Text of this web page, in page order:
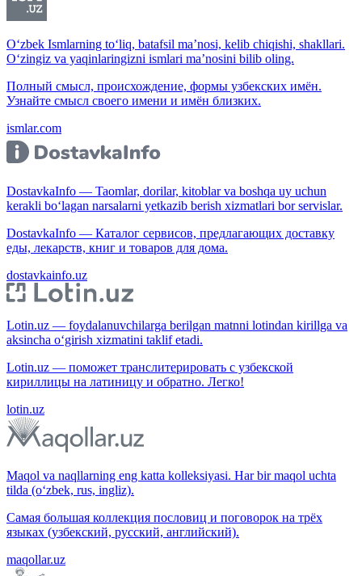
O‘zbek Ismlarning to‘liq, batafsil ma’nosi, kelib chiqishi, shakllari.
O‘zingiz va yaqinlaringizni ismlari ma’nosini bilib oling.
Полный смысл, происхождение, формы узбекских имён.
Узнайте смысл своего имени и имён близких.
ismlar.com
DostavkaInfo — Taomlar, dorilar, kitoblar va boshqa uy uchun
kerakli bo‘lagan narsalarni yetkazib berish xizmatlari bor servislar.
DostavkaInfo — Каталог сервисов, предлагающих доставку
еды, лекарств, книг и товаров для дома.
dostavkainfo.uz
Lotin.uz — foydalanuvchilarga berilgan matnni lotindan kirillga va
aksincha o‘girish xizmatini taklif etadi.
Lotin.uz — поможет транслитерировать с узбекской
кириллицы на латиницу и обратно. Легко!
lotin.uz
Maqol va naqllarning eng katta kolleksiyasi. Har bir maqol uchta
tilda (o‘zbek, rus, ingliz).
Самая большая коллекция пословиц и поговорок на трёх
языках (узбекский, русский, английский).
maqollar.uz